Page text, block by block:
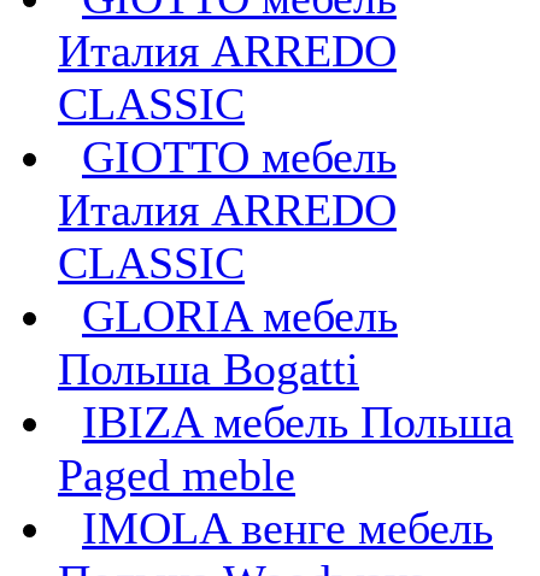
Италия ARREDO
CLASSIC
GIOTTO мебель
Италия ARREDO
CLASSIC
GLORIA мебель
Польша Bogatti
IBIZA мебель Польша
Paged meble
IMOLA венге мебель